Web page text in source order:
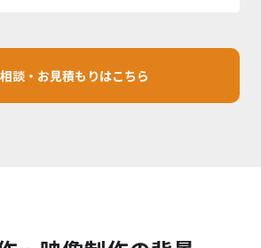
談・お見積もりはこちら